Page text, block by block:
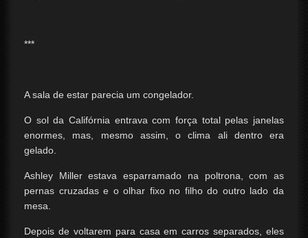
***
A sala de estar parecia um congelador.
O sol da Califórnia entrava com força total pelas janelas
enormes, mas, mesmo assim, o clima ali dentro era
gelado.
Ashley Miller estava esparramado na poltrona, com as
pernas cruzadas e o olhar fixo no filho do outro lado da
mesa.
Depois de voltarem para casa em carros separados, eles